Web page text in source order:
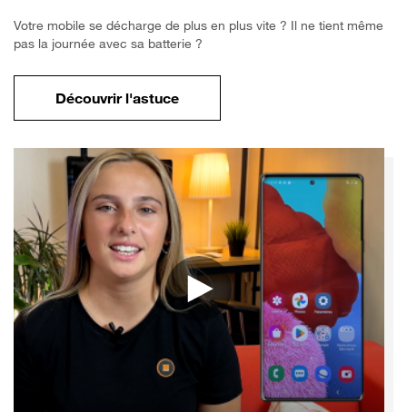
Votre mobile se décharge de plus en plus vite ? Il ne tient même
pas la journée avec sa batterie ?
Découvrir l'astucepour Comment optimiser la batterie de